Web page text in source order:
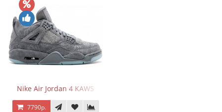
Nike Air Jordan 4 KAWS
7790р.